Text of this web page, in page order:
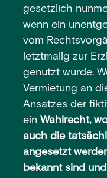
gesetzlich
wenn ein
vom
letztmalig zur
genutzt wurde.
Vermietung an
Ansatzes der
einWahlrecht,
auch die
angesetzt
bekannt sind